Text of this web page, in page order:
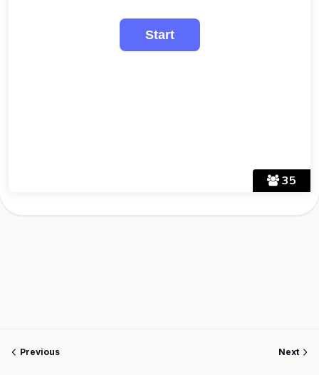
35
Previous Next